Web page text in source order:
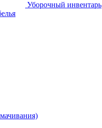
Уборочный инвентарь